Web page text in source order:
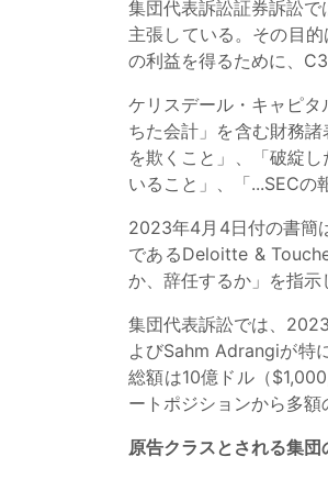
集団代表訴訟証券訴訟
主張している。その目
の利益を得るために、
ケリスデール・キャピ
ちた会計」を含む財務
を欺くこと」、「破綻
いること」、「...SECの
2023年4月4日付の書簡
であるDeloitte &
か、辞任するか」を指
集団代表訴訟では、
よびSahm Adrangiが特
総額は10億ドル（
ートポジションから多額
原告クラスとされる集